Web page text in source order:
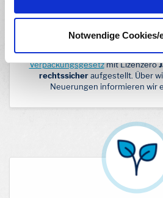
Notwendige
Solange ihr zufrieden mit uns
der
Verpackungsgesetzmit Lizenzero
rechtssicheraufgestellt. Über
Neuerungen informieren wir